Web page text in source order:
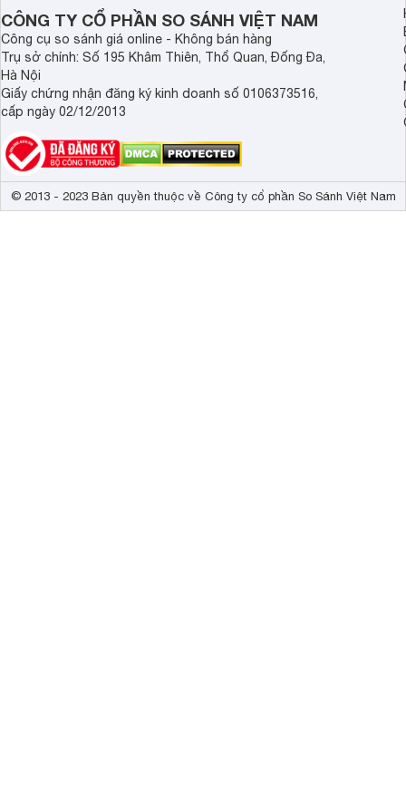
CÔNG TY CỔ PHẦN SO SÁNH VIỆT NAM
Công cụ so sánh giá online - Không bán hàng
Trụ sở chính: Số 195 Khâm Thiên, Thổ Quan, Đống Đa,
Hà Nội
Giấy chứng nhận đăng ký kinh doanh số 0106373516,
cấp ngày 02/12/2013
© 2013 - 2023 Bản quyền thuộc về Công ty cổ phần So Sánh Việt Nam